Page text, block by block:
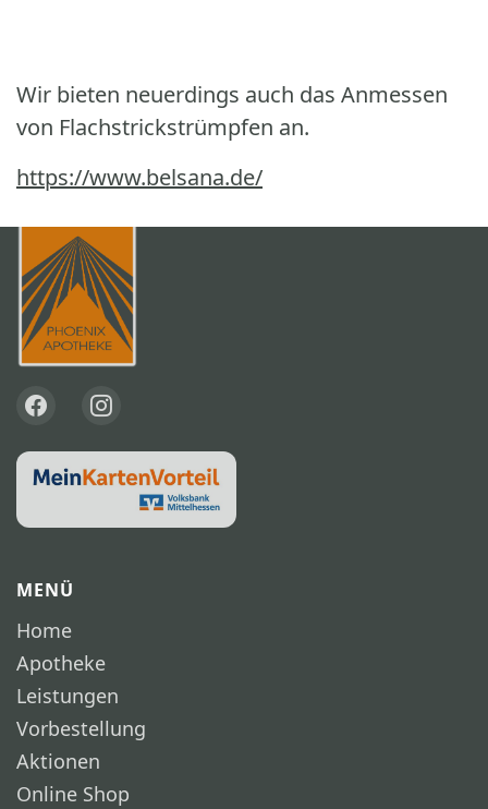
Wir bieten neuerdings auch das Anmessen
von Flachstrickstrümpfen an.
https://www.belsana.de/
MENÜ
Home
Apotheke
Leistungen
Vorbestellung
Aktionen
Online Shop